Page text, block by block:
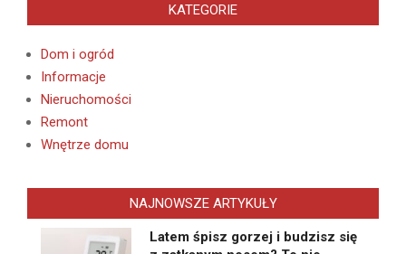
KATEGORIE
Dom i ogród
Informacje
Nieruchomości
Remont
Wnętrze domu
NAJNOWSZE ARTYKUŁY
Latem śpisz gorzej i budzisz się